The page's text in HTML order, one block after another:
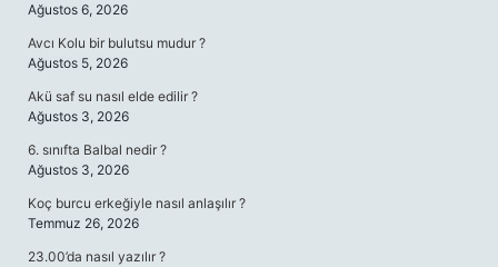
Ağustos 6, 2026
Avcı Kolu bir bulutsu mudur ?
Ağustos 5, 2026
Akü saf su nasıl elde edilir ?
Ağustos 3, 2026
6. sınıfta Balbal nedir ?
Ağustos 3, 2026
Koç burcu erkeğiyle nasıl anlaşılır ?
Temmuz 26, 2026
23.00’da nasıl yazılır ?